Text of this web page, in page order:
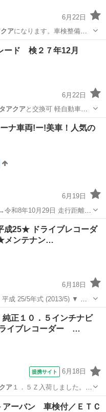
6月22日
クアになります。車検整備付
ード 検２７年12月
6月22日
アクアと交換可 軽自動車も
ナ車両!ー!美車！人気の
6月19日
アクア 車両
成25★ ドライブレコーダ
メンテナン…
6月18日
トヨタアクア
純正１０．５インチナビ
イブレコーダー …
提携サイト 6月18日
ア１．５Ｚ入荷しました。是
アーバン 車検付／ＥＴＣ